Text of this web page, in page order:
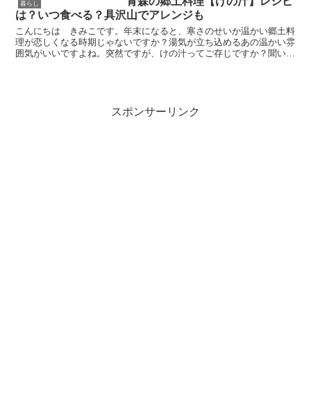
暮らし
は？いつ食べる？具沢山でアレンジも
こんにちは きみこです。年末になると、寒さのせいか温かい郷土料
理が恋しくなる時期じゃないですか？湯気が立ち込めるあの温かい雰
囲気がいいですよね。突然ですが、けの汁ってご存じですか？聞いた
スポンサーリンク